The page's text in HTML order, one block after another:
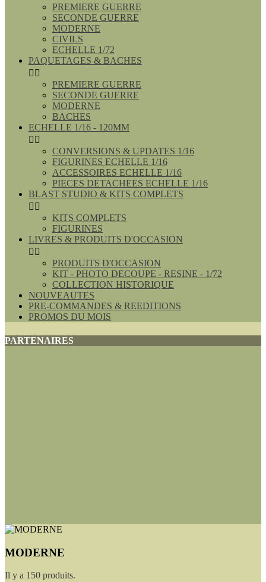
PREMIERE GUERRE
SECONDE GUERRE
MODERNE
CIVILS
ECHELLE 1/72
PAQUETAGES & BACHES
 
PREMIERE GUERRE
SECONDE GUERRE
MODERNE
BACHES
ECHELLE 1/16 - 120MM
 
CONVERSIONS & UPDATES 1/16
FIGURINES ECHELLE 1/16
ACCESSOIRES ECHELLE 1/16
PIECES DETACHEES ECHELLE 1/16
BLAST STUDIO & KITS COMPLETS
 
KITS COMPLETS
FIGURINES
LIVRES & PRODUITS D'OCCASION
 
PRODUITS D'OCCASION
KIT - PHOTO DECOUPE - RESINE - 1/72
COLLECTION HISTORIQUE
NOUVEAUTES
PRE-COMMANDES & REEDITIONS
PROMOS DU MOIS
PARTENAIRES
MODERNE
Il y a 150 produits.